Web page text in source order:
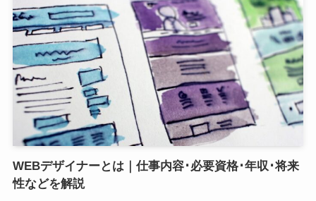
WEBデザイナーとは｜仕事内容･必要資格･年収･将来
性などを解説